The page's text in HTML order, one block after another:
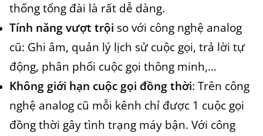
thống tổng đài là rất dễ dàng.
Tính năng vượt trội so với công nghệ analog
cũ: Ghi âm, quản lý lịch sử cuộc gọi, trả lời tự
động, phân phối cuộc gọi thông minh,…
Không giới hạn cuộc gọi đồng thời: Trên công
nghệ analog cũ mỗi kênh chỉ được 1 cuộc gọi
đồng thời gây tình trạng máy bận. Với công